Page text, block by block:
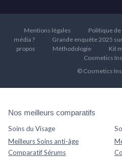
Mentions légales Politique
média ?
Grande enquête 2025
propos
Méthodologie Kit
Cosmetics
© Cosmetics
Nos meilleurs comparatifs
Soins du Visage
Meilleurs Soins anti-âge
Comparatif Sérums